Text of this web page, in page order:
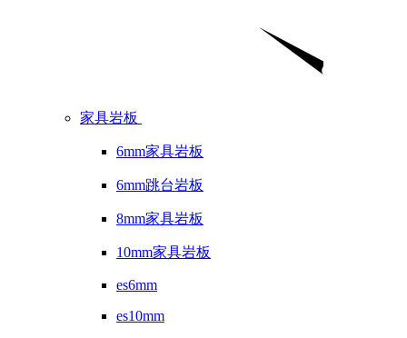
家具岩板
6mm家具岩板
6mm跳台岩板
8mm家具岩板
10mm家具岩板
es6mm
es10mm